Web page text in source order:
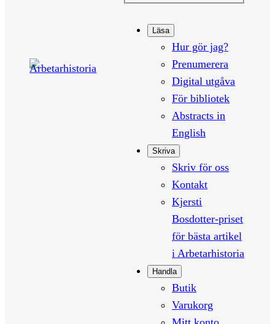
Läsa
Hur gör jag?
Prenumerera
Digital utgåva
För bibliotek
Abstracts in
English
Skriva
Skriv för oss
Kontakt
Kjersti
Bosdotter-priset
för bästa artikel
i Arbetarhistoria
Handla
Butik
Varukorg